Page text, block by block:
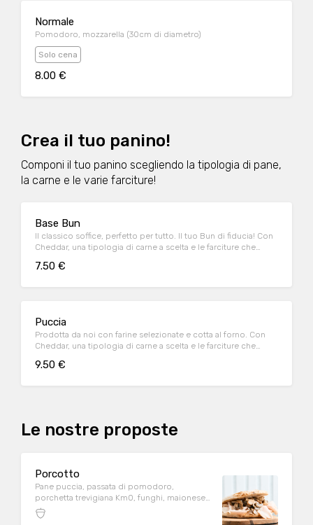
Normale
Pomodoro, mozzarella (30cm di diametro)
Solo cena
8.00 €
Crea il tuo panino!
Componi il tuo panino scegliendo la tipologia di pane,
la carne e le varie farciture!
Base Bun
Il classico soffice, perfetto per tutto. Il tuo Bun di fiducia! Con
Cheddar, una tipologia di carne a scelta e le farciture che
7.50 €
Puccia
Prodotta da noi con farine selezionate e cotta al forno. Con
Cheddar, una tipologia di carne a scelta e le farciture che
9.50 €
Le nostre proposte
Porcotto
Pane puccia, passata di pomodoro,
porchetta trevigiana Km0, funghi, maionese
e bovis